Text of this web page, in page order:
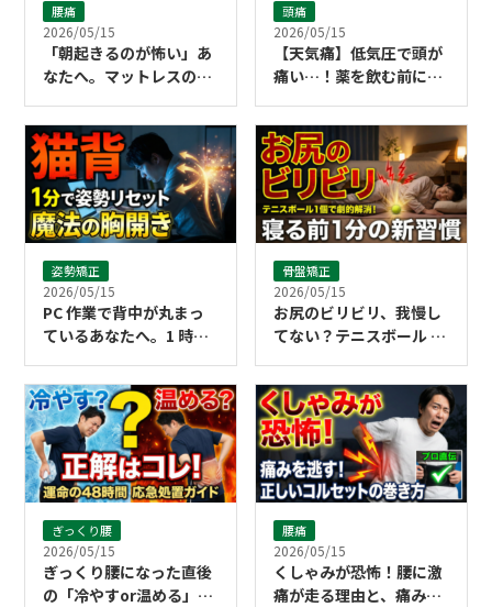
腰痛
2026/05/15
「朝起きるのが怖い」あ
なたへ。マットレスのせ
い寝返りストレッチ
頭痛
2026/05/15
【天気痛】低気圧で頭が
痛い…！薬を飲む前に試
マッサージ」の正しいや
り方
姿勢矯正
2026/05/15
PC 作業で背中が丸まっ
ているあなたへ。1 時間
される「胸開き」の魔法
骨盤矯正
2026/05/15
お尻のビリビリ、我慢し
てない？テニスボール 1
前習慣
ぎっくり腰
2026/05/15
ぎっくり腰になった直後
の「冷やすor温める」正
腰痛
2026/05/15
くしゃみが恐怖！腰に激
痛が走る理由と、痛みを